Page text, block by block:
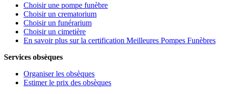
Choisir une pompe funèbre
Choisir un crematorium
Choisir un funérarium
Choisir un cimetière
En savoir plus sur la certification Meilleures Pompes Funèbres
Services obsèques
Organiser les obsèques
Estimer le prix des obsèques